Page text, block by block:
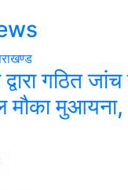
गठित
मौका